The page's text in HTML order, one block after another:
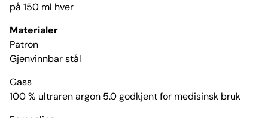
på 150 ml hver
Materialer
Patron
Gjenvinnbar stål
Gass
100 % ultraren argon 5.0 godkjent for medisinsk bruk